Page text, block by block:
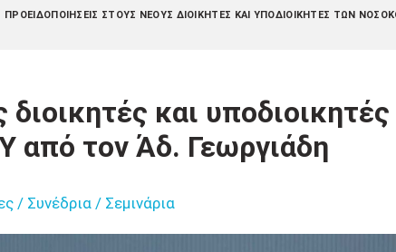
ΠΡΟΕΙΔΟΠΟΙΉΣΕΙΣ ΣΤΟΥΣ ΝΈΟΥΣ ΔΙΟΙΚΗΤΈΣ ΚΑΙ ΥΠΟΔΙΟΙΚΗΤΈΣ ΤΩΝ
και υποδιοικητές
από τον Άδ. Γεωργιάδη
/ Συνέδρια / Σεμινάρια